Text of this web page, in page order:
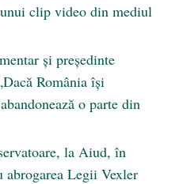
clip video din mediul
și președinte
România își
o parte din
la Aiud, în
abrogarea Legii Vexler